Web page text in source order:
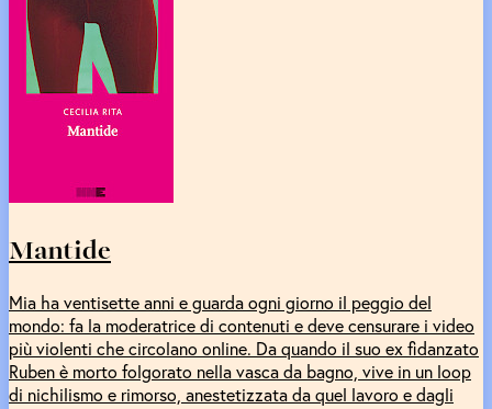
Mantide
Mia ha ventisette anni e guarda ogni giorno il peggio del
mondo: fa la moderatrice di contenuti e deve censurare i video
più violenti che circolano online. Da quando il suo ex fidanzato
Ruben è morto folgorato nella vasca da bagno, vive in un loop
di nichilismo e rimorso, anestetizzata da quel lavoro e dagli